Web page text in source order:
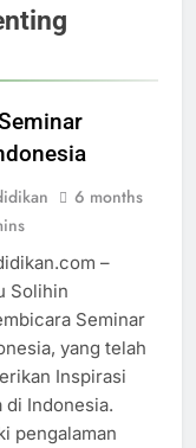
6 months
–
Solihin
Seminar
yang telah
Inspirasi
di Indonesia.
pengalaman